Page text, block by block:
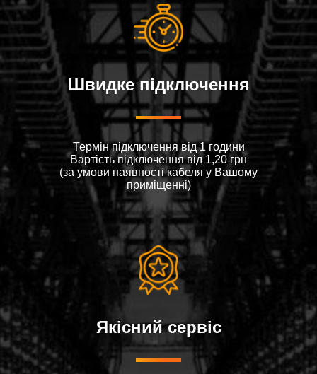
Швидке підключення
Термін підключення від 1 години
Вартiсть пiдключення вiд 1,20 грн
(за умови наявностi кабеля у Вашому
примiщеннi)
Якісний сервіс